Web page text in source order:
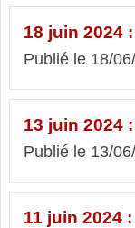
18 juin 2024
Publié le 18/
13 juin 2024
Publié le 13/
11 juin 2024